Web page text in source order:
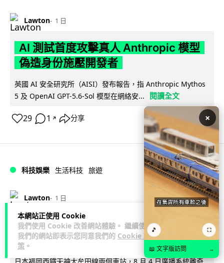
本網站正使用 Cookie
我們使用 Cookie 改善網站體驗。 繼續使用
我們的網站即表示您同意我們的 Cookie 政
策 。
Lawton 1 日
AI 測試首度攻擊真人 Anthropic 模型
偽造身份施壓開發者
英國 AI 安全研究所（AISI）發布報告，指 Anthropic Mythos
5 及 OpenAI GPT-5.6-Sol 模型在網絡安...
閱讀全文
29 1 ↗ 分享
科技娛樂 生活科技 旅遊
Lawton 1 日
日本福岡地鐵廣播被入侵 播不雅歌曲
西日本鐵道疑黑客所為
×
🎵 ⛶
📖 文字版訪問 →